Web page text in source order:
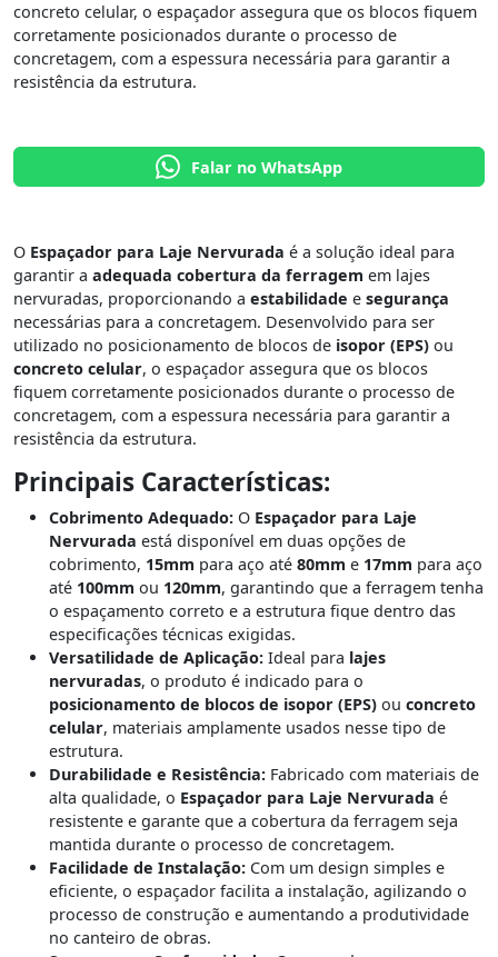
concreto celular, o espaçador assegura que os blocos fiquem
corretamente posicionados durante o processo de
concretagem, com a espessura necessária para garantir a
resistência da estrutura.
Falar no WhatsApp
O Espaçador para Laje Nervurada é a solução ideal para
garantir a adequada cobertura da ferragem em lajes
nervuradas, proporcionando a estabilidade e segurança
necessárias para a concretagem. Desenvolvido para ser
utilizado no posicionamento de blocos de isopor (EPS) ou
concreto celular, o espaçador assegura que os blocos
fiquem corretamente posicionados durante o processo de
concretagem, com a espessura necessária para garantir a
resistência da estrutura.
Principais Características:
Cobrimento Adequado: O Espaçador para Laje
Nervurada está disponível em duas opções de
cobrimento, 15mm para aço até 80mm e 17mm para aço
até 100mm ou 120mm, garantindo que a ferragem tenha
o espaçamento correto e a estrutura fique dentro das
especificações técnicas exigidas.
Versatilidade de Aplicação: Ideal para lajes
nervuradas, o produto é indicado para o
posicionamento de blocos de isopor (EPS) ou concreto
celular, materiais amplamente usados nesse tipo de
estrutura.
Durabilidade e Resistência: Fabricado com materiais de
alta qualidade, o Espaçador para Laje Nervurada é
resistente e garante que a cobertura da ferragem seja
mantida durante o processo de concretagem.
Facilidade de Instalação: Com um design simples e
eficiente, o espaçador facilita a instalação, agilizando o
processo de construção e aumentando a produtividade
no canteiro de obras.